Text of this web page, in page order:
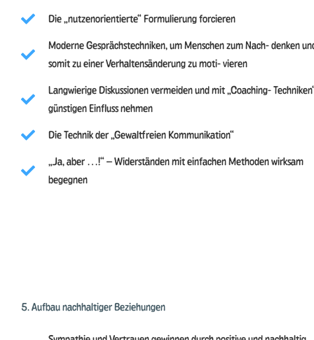
Die „nutzenorientierte“ Formulierung forcieren
Moderne Gesprächstechniken, um Menschen zum Nach- denken
somit zu einer Verhaltensänderung zu moti- vieren
Langwierige Diskussionen vermeiden und mit „Coaching-
günstigen Einfluss nehmen
Die Technik der „Gewaltfreien Kommunikation“
„Ja, aber …!“ – Widerständen mit einfachen Methoden wirksam
begegnen
5. Aufbau nachhaltiger Beziehungen